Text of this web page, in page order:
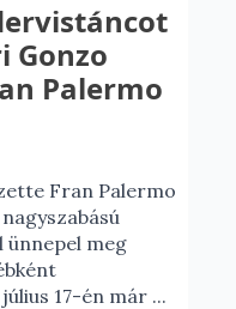
Gonzo
Palermo
Fran Palermo
ünnepel meg
17-én már ...